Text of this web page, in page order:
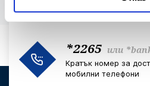
*2265 или
Кратък номер за
мобилни телефони